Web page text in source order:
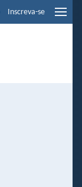
Inscreva-se